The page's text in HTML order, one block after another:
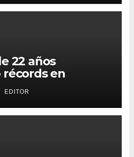
22 años
en
y adopción
EDITOR